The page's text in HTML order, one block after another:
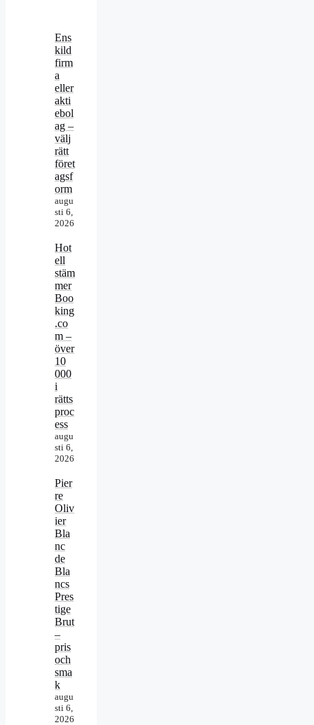
Ens
kild
firm
a
eller
akti
ebol
ag –
välj
rätt
föret
agsf
orm
augu
sti 6,
2026
Hot
ell
stäm
mer
Boo
king
.co
m –
över
10
000
i
rätts
proc
ess
augu
sti 6,
2026
Pier
re
Oliv
ier
Bla
nc
de
Bla
ncs
Pres
tige
Brut
–
pris
och
sma
k
augu
sti 6,
2026